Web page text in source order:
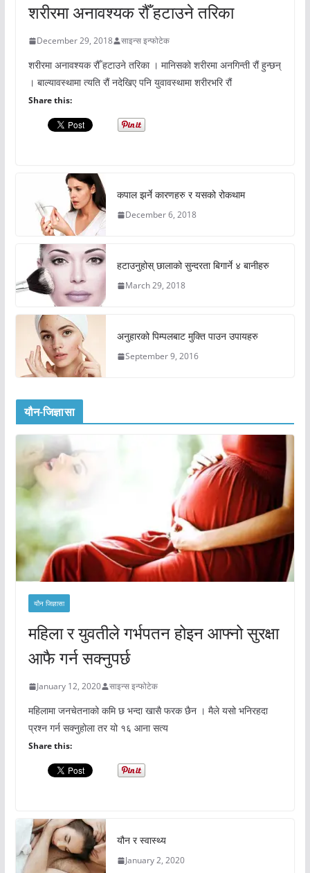
शरीरमा अनावश्यक रौँ हटाउने तरिका
December 29, 2018 साइन्स इन्फोटेक
शरीरमा अनावश्यक रौँ हटाउने तरिका । मानिसको शरीरमा अनगिन्ती रौं हुन्छन्
। बाल्यावस्थामा त्यति रौं नदेखिए पनि युवावस्थामा शरीरभरि रौं
Share this:
कपाल झर्ने कारणहरु र यसको रोकथाम
December 6, 2018
हटाउनुहोस् छालाको सुन्दरता बिगार्ने ४ बानीहरु
March 29, 2018
अनुहारको पिम्पलबाट मुक्ति पाउन उपायहरु
September 9, 2016
यौन-जिज्ञासा
यौन जिज्ञासा
महिला र युवतीले गर्भपतन होइन आफ्नो सुरक्षा
आफै गर्न सक्नुपर्छ
January 12, 2020 साइन्स इन्फोटेक
महिलामा जनचेतनाको कमि छ भन्दा खासै फरक छैन । मैले यसो भनिरहदा
प्रश्न गर्न सक्नुहोला तर यो १६ आना सत्य
Share this:
यौन र स्वास्थ्य
January 2, 2020